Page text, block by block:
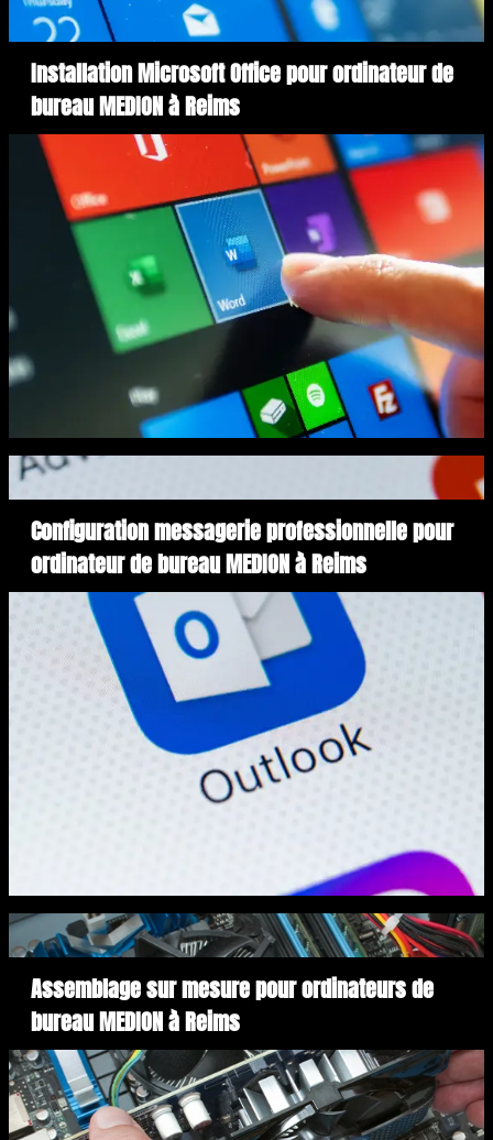
Installation Microsoft Office pour ordinateur de
bureau MEDION à Reims
Configuration messagerie professionnelle pour
ordinateur de bureau MEDION à Reims
Assemblage sur mesure pour ordinateurs de
bureau MEDION à Reims